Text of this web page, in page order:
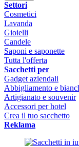
Settori
Cosmetici
Lavanda
Gioielli
Candele
Saponi e saponette
Tutta l'offerta
Sacchetti per
Gadget aziendali
Abbigliamento e
Artigianato e souvenir
Accessori per hotel
Crea il tuo sacchetto
Reklama